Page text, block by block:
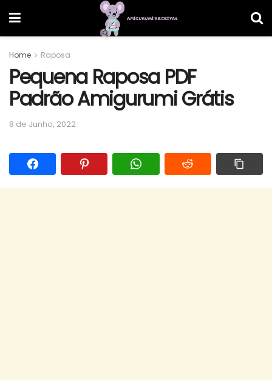
Home Raposa
Pequena Raposa PDF
Padrão Amigurumi Grátis
8 de Junho, 2022